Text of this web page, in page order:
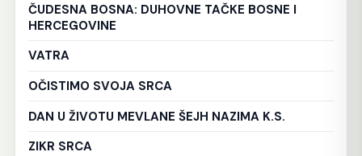
ČUDESNA BOSNA: DUHOVNE TAČKE BOSNE I
HERCEGOVINE
VATRA
OČISTIMO SVOJA SRCA
DAN U ŽIVOTU MEVLANE ŠEJH NAZIMA K.S.
ZIKR SRCA